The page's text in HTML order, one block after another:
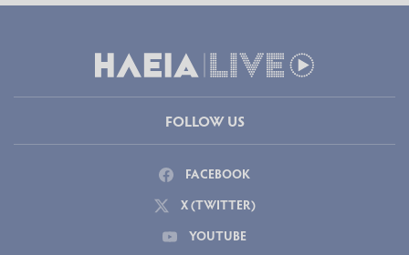
FOLLOW US
FACEBOOK
X (TWITTER)
YOUTUBE